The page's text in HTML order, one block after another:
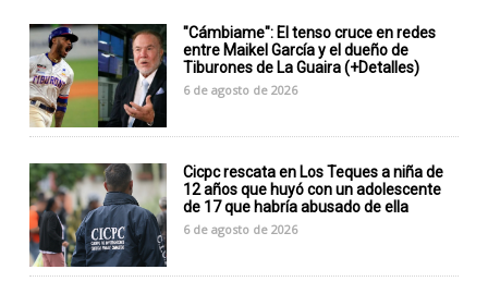
"Cámbiame": El tenso cruce en redes
entre Maikel García y el dueño de
Tiburones de La Guaira (+Detalles)
6 de agosto de 2026
Cicpc rescata en Los Teques a niña de
12 años que huyó con un adolescente
de 17 que habría abusado de ella
6 de agosto de 2026